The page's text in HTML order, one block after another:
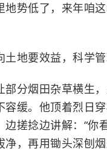
地势低了，来年咱
土地要效益，科学
部分烟田杂草横生
容缓。他顶着烈日
边搓捻边讲解：“你
净，再用锄头深刨